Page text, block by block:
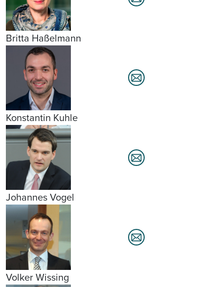
Britta Haßelmann
Konstantin Kuhle
Johannes Vogel
Volker Wissing